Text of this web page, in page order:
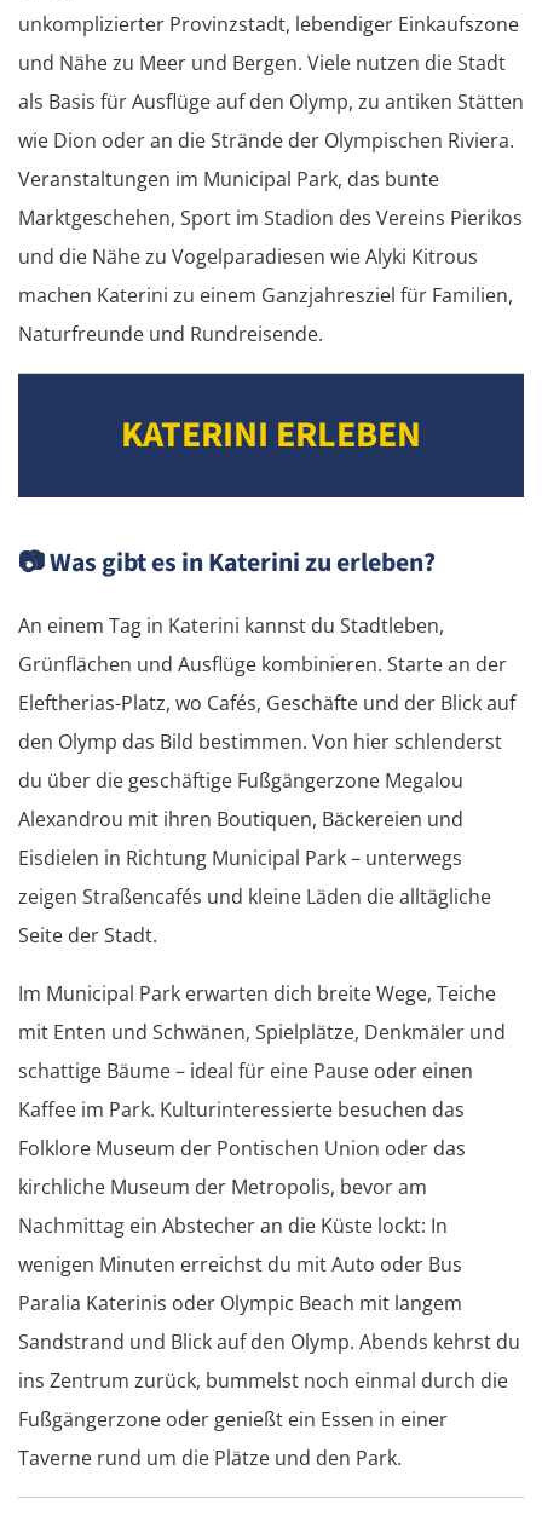
unkomplizierter Provinzstadt, lebendiger Einkaufszone
und Nähe zu Meer und Bergen. Viele nutzen die Stadt
als Basis für Ausflüge auf den Olymp, zu antiken Stätten
wie Dion oder an die Strände der Olympischen Riviera.
Veranstaltungen im Municipal Park, das bunte
Marktgeschehen, Sport im Stadion des Vereins Pierikos
und die Nähe zu Vogelparadiesen wie Alyki Kitrous
machen Katerini zu einem Ganzjahresziel für Familien,
Naturfreunde und Rundreisende.
KATERINI ERLEBEN
📷Was gibt es in Katerini zu erleben?
An einem Tag in Katerini kannst du Stadtleben,
Grünflächen und Ausflüge kombinieren. Starte an der
Eleftherias-Platz, wo Cafés, Geschäfte und der Blick auf
den Olymp das Bild bestimmen. Von hier schlenderst
du über die geschäftige Fußgängerzone Megalou
Alexandrou mit ihren Boutiquen, Bäckereien und
Eisdielen in Richtung Municipal Park – unterwegs
zeigen Straßencafés und kleine Läden die alltägliche
Seite der Stadt.
Im Municipal Park erwarten dich breite Wege, Teiche
mit Enten und Schwänen, Spielplätze, Denkmäler und
schattige Bäume – ideal für eine Pause oder einen
Kaffee im Park. Kulturinteressierte besuchen das
Folklore Museum der Pontischen Union oder das
kirchliche Museum der Metropolis, bevor am
Nachmittag ein Abstecher an die Küste lockt: In
wenigen Minuten erreichst du mit Auto oder Bus
Paralia Katerinis oder Olympic Beach mit langem
Sandstrand und Blick auf den Olymp. Abends kehrst du
ins Zentrum zurück, bummelst noch einmal durch die
Fußgängerzone oder genießt ein Essen in einer
Taverne rund um die Plätze und den Park.